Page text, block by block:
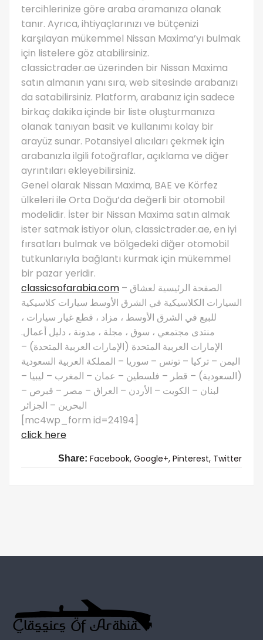
tercihlerinize göre araba aramanıza olanak
tanır. Ayrıca, ihtiyaçlarınızı ve bütçenizi
karşılayan mükemmel Nissan Maxima’yı bulmak
için listelere göz atabilirsiniz.
classictrader.ae üzerinden bir Nissan Maxima
satın almanın yanı sıra, web sitesinde arabanızı
da satabilirsiniz. Platform, arabanız için sadece
birkaç dakika içinde bir liste oluşturmanıza
olanak tanıyan basit ve kullanımı kolay bir
arayüz sunar. Potansiyel alıcıları çekmek için
arabanızla ilgili fotoğraflar, açıklama ve diğer
ayrıntıları ekleyebilirsiniz.
Genel olarak Nissan Maxima, BAE ve Körfez
ülkeleri ile Orta Doğu’da değerli bir otomobil
modelidir. İster bir Nissan Maxima satın almak
ister satmak istiyor olun, classictrader.ae, en iyi
fırsatları bulmak ve bölgedeki diğer otomobil
tutkunlarıyla bağlantı kurmak için mükemmel
bir pazar yeridir.
classicsofarabia.com – الصفحة الرئيسية لعشاق
السيارات الكلاسيكية في الشرق الأوسط سيارات كلاسيكية
للبيع في الشرق الأوسط ، مزاد ، قطع غيار سيارات ،
منتدى مجتمعي ، سوق ، مجلة ، مدونة ، دليل أعمال.
الإمارات العربية المتحدة (الإمارات العربية المتحدة) –
اليمن – تركيا – تونس – سوريا – المملكة العربية السعودية
(السعودية) – قطر – فلسطين – عمان – المغرب – ليبيا –
لبنان – الكويت – الأردن – العراق – مصر – قبرص –
البحرين – الجزائر
[mc4wp_form id=24194]
click here
Share: Facebook, Google+, Pinterest, Twitter